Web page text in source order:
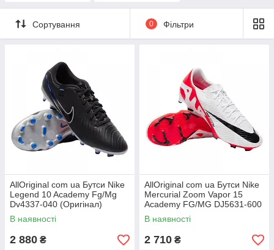
Сортування 0 Фільтри
AllOriginal com ua Бутси Nike
Legend 10 Academy Fg/Mg
Dv4337-040 (Оригінал)
РОЗМІРИ ЗАПИТУЙТЕ
В наявності
2 880 ₴
AllOriginal com ua Бутси Nike
Mercurial Zoom Vapor 15
Academy FG/MG DJ5631-600
(Оригінал) РОЗМІРИ
ЗАПИТУЙТЕ
В наявності
2 710 ₴